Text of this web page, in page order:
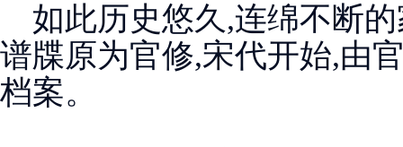
如此历史悠久,连绵不断
谱牒原为官修,宋代开始,由
档案。